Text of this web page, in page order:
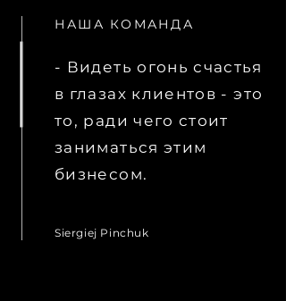
НАША КОМАНДА
- Видеть огонь счастья
в глазах клиентов - это
то, ради чего стоит
заниматься этим
бизнесом.
Siergiej Pinchuk